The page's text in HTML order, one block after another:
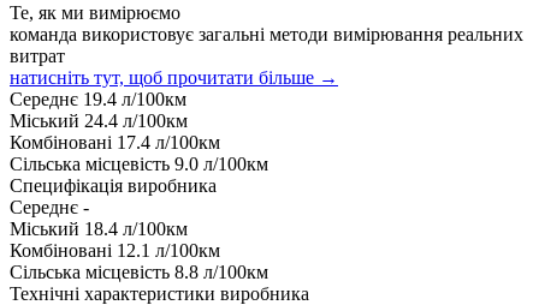
Те, як ми вимірюємо
команда використовує загальні методи вимірювання реальних
витрат
натисніть тут, щоб прочитати більше →
Середнє 19.4 л/100км
Міський 24.4 л/100км
Комбіновані 17.4 л/100км
Сільська місцевість 9.0 л/100км
Специфікація виробника
Середнє -
Міський 18.4 л/100км
Комбіновані 12.1 л/100км
Сільська місцевість 8.8 л/100км
Технічні характеристики виробника